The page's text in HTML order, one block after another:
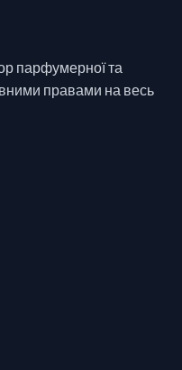
парфумерної та
правами на весь